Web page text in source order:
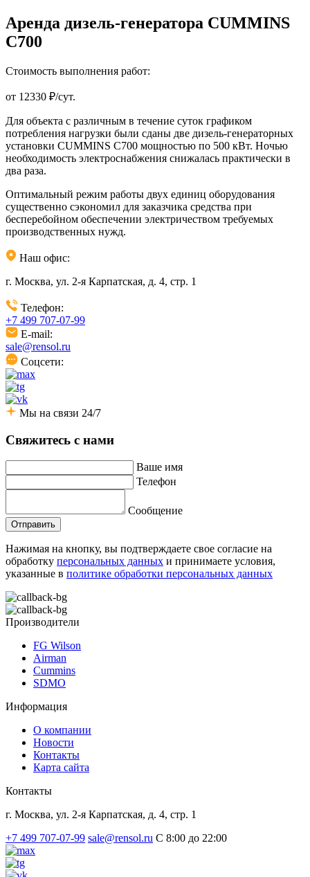
Аренда дизель-генератора CUMMINS
C700
Стоимость выполнения работ:
от 12330 ₽/сут.
Для объекта с различным в течение суток графиком
потребления нагрузки были сданы две дизель-генераторных
установки CUMMINS C700 мощностью по 500 кВт. Ночью
необходимость электроснабжения снижалась практически в
два раза.
Оптимальный режим работы двух единиц оборудования
существенно сэкономил для заказчика средства при
бесперебойном обеспечении электричеством требуемых
производственных нужд.
Наш офис:
г. Москва, ул. 2-я Карпатская, д. 4, стр. 1
Телефон:
+7 499 707-07-99
E-mail:
sale@rensol.ru
Соцсети:
Мы на связи 24/7
Свяжитесь с нами
Ваше имя
Телефон
Сообщение
Отправить
Нажимая на кнопку, вы подтверждаете свое согласие на
обработку персональных данных и принимаете условия,
указанные в политике обработки персональных данных
Производители
FG Wilson
Airman
Cummins
SDMO
Информация
О компании
Новости
Контакты
Карта сайта
Контакты
г. Москва, ул. 2-я Карпатская, д. 4, стр. 1
+7 499 707-07-99 sale@rensol.ru C 8:00 до 22:00